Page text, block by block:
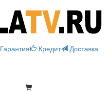
Гарантия Кредит
Доставка